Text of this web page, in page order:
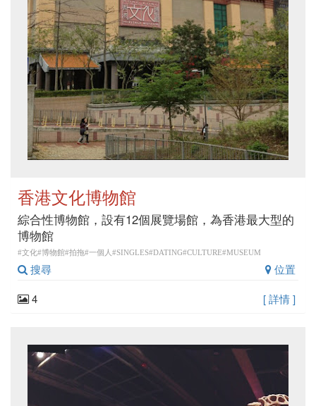
香港文化博物館
綜合性博物館，設有12個展覽場館，為香港最大型的
博物館
#文化#博物館#拍拖#一個人#SINGLES#DATING#CULTURE#MUSEUM
搜尋
位置
4
[ 詳情 ]